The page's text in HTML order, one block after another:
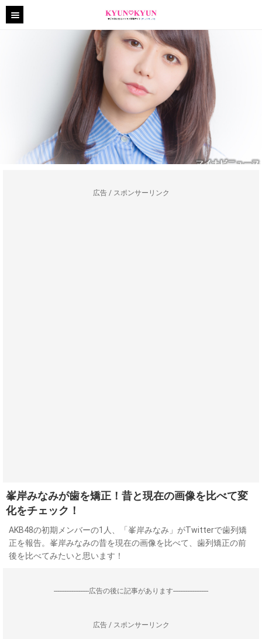
広告 / スポンサーリンク
峯岸みなみが歯を矯正！昔と現在の画像を比べて変
化をチェック！
AKB48の初期メンバーの1人、「峯岸みなみ」がTwitterで歯列矯
正を報告。峯岸みなみの昔を現在の画像を比べて、歯列矯正の前
後を比べてみたいと思います！
--------------------広告の後に記事があります--------------------
広告 / スポンサーリンク